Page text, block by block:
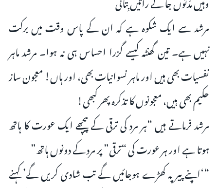
مرشد سے ایک شکوہ ہے کہ ان کے پاس وقت میں برکت
نہیں ہے۔ تین گھنٹہ کیسے گزرا احساس ہی نہ ہوا۔ مرشد ماہر
نفسیات بھی ہیں اور ماہر نسوانیات بھی، اور ہاں! معجون ساز
حکیم بھی ہیں، معجونوں کا تذکرہ پھر کبھی!
مرشد فرماتے ہیں “ہر مرد کی ترقی کے پیچھے ایک عورت کا ہاتھ
ہوتا ہے اور ہر عورت کی “ترقی” پر مرد کے دونوں ہاتھ”
“‘اپنے پیر پہ کھڑے ہوجائیں گے تب شادی کریں گے’ کہنے